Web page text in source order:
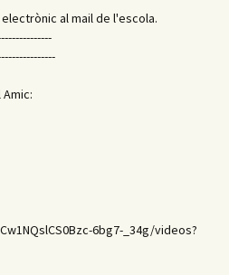
al mail de l'escola.
6bg7-_34g/videos?